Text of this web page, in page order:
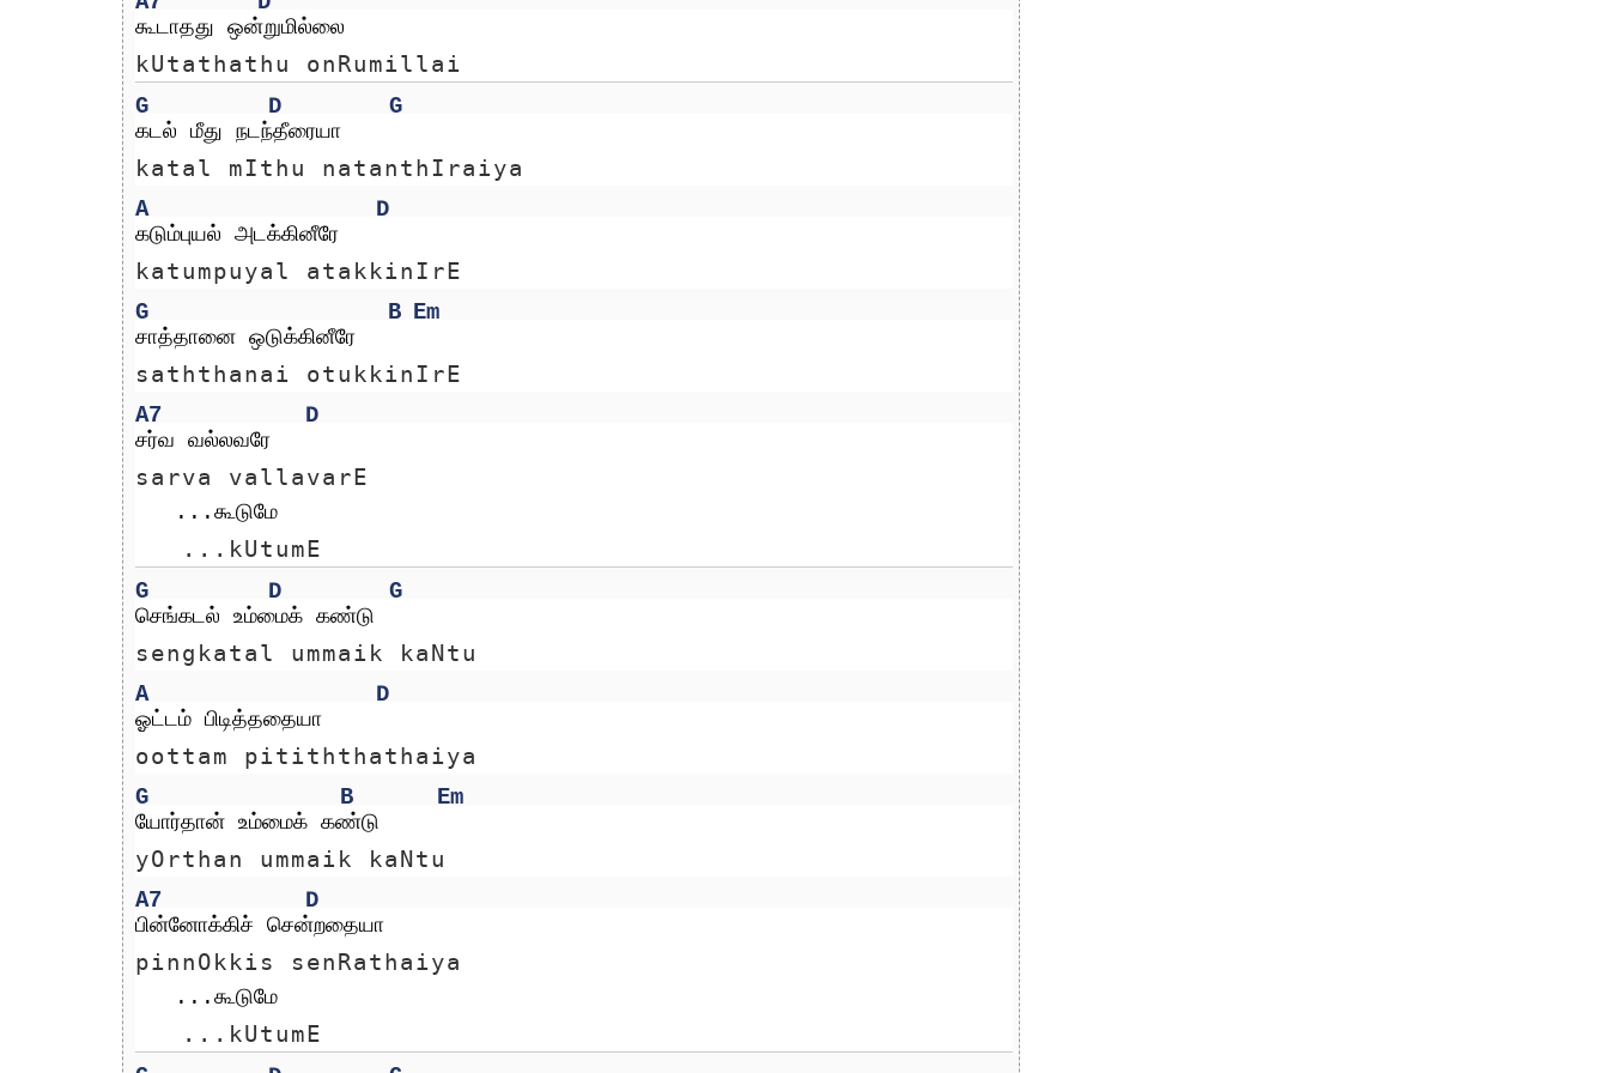
கூடாதது ஒன்றுமில்லை
kUtathathu onRumillai
G
D G
கடல் மீது நடந்தீரையா
katal mIthu natanthIraiya
A
D
கடும்புயல் அடக்கினீரே
katumpuyal atakkinIrE
G
B Em
சாத்தானை ஒடுக்கினீரே
saththanai otukkinIrE
A7
D
சர்வ வல்லவரே
sarva vallavarE
   ...கூடுமே
   ...kUtumE
G
D G
செங்கடல் உம்மைக் கண்டு
sengkatal ummaik kaNtu
A
D
ஓட்டம் பிடித்ததையா
oottam pitiththathaiya
G
B Em
யோர்தான் உம்மைக் கண்டு
yOrthan ummaik kaNtu
A7
D
பின்னோக்கிச் சென்றதையா
pinnOkkis senRathaiya
   ...கூடுமே
   ...kUtumE